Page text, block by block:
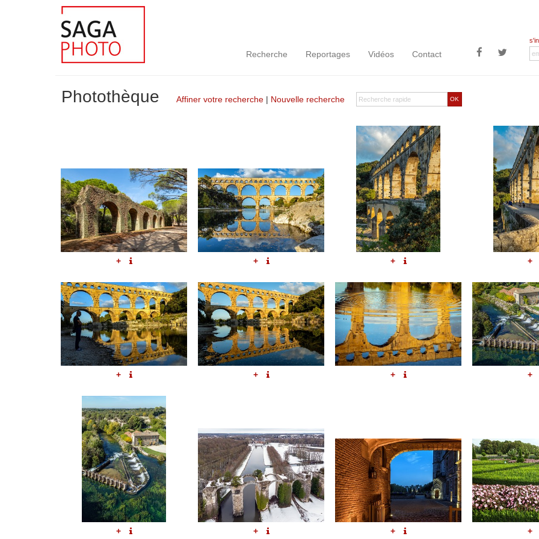
Recherche Reportages Vidéos Contact
OK
Photothèque Affiner votre recherche | Nouvelle recherche
+ + + +
+ + + +
+ + + +